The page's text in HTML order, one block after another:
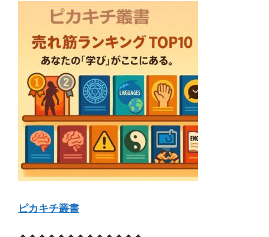
ピカキチ叢書